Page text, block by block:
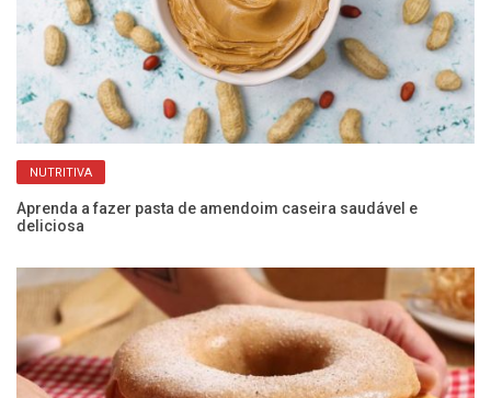
NUTRITIVA
Aprenda a fazer pasta de amendoim caseira saudável e
deliciosa